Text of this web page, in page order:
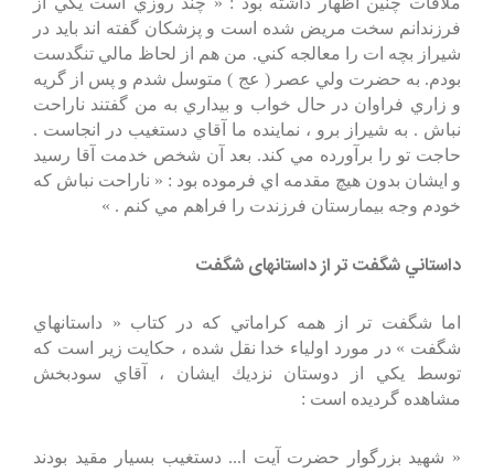
فرزندانم سخت مريض شده است و پزشكان گفته اند بايد در
شيراز بچه ات را معالجه كني. من هم از لحاظ مالي تنگدست
بودم. به حضرت ولي عصر ( عج ) متوسل شدم و پس از گريه
و زاري فراوان در حال خواب و بيداري به من گفتند ناراحت
نباش . به شيراز برو ، نماينده ما آقاي دستغيب در انجاست .
حاجت تو را برآورده مي كند. بعد آن شخص خدمت آقا رسيد
و ايشان بدون هيچ مقدمه اي فرموده بود : « ناراحت نباش كه
خودم وجه بيمارستان فرزندت را فراهم مي كنم . »
داستاني شگفت تر از داستانهای شگفت
اما شگفت تر از همه كراماتي كه در كتاب « داستانهاي
شگفت » در مورد اولياء خدا نقل شده ، حكايت زير است كه
توسط يكي از دوستان نزديك ايشان ، آقاي سودبخش
مشاهده گرديده است :
« شهيد بزرگوار حضرت آيت ا... دستغيب بسيار مقيد بودند